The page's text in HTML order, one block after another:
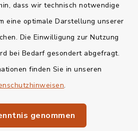
dass wir technisch notwendige
eine optimale Darstellung unserer
Die Einwilligung zur Nutzung
bei Bedarf gesondert abgefragt.
finden Sie in unseren
.
genommen
Kontakt
Impressum